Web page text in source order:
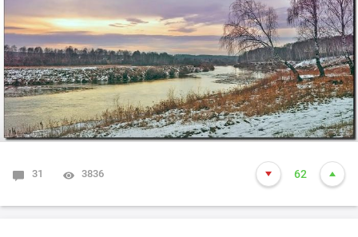
31 3836 62